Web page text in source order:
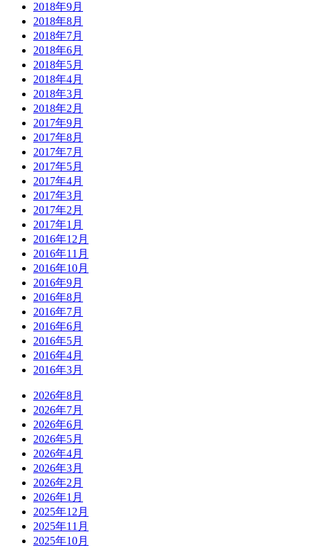
2018年9月
2018年8月
2018年7月
2018年6月
2018年5月
2018年4月
2018年3月
2018年2月
2017年9月
2017年8月
2017年7月
2017年5月
2017年4月
2017年3月
2017年2月
2017年1月
2016年12月
2016年11月
2016年10月
2016年9月
2016年8月
2016年7月
2016年6月
2016年5月
2016年4月
2016年3月
2026年8月
2026年7月
2026年6月
2026年5月
2026年4月
2026年3月
2026年2月
2026年1月
2025年12月
2025年11月
2025年10月